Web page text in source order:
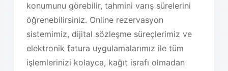
konumunu görebilir, tahmini varış sürelerini
öğrenebilirsiniz. Online rezervasyon
sistemimiz, dijital sözleşme süreçlerimiz ve
elektronik fatura uygulamalarımız ile tüm
işlemlerinizi kolayca, kağıt israfı olmadan